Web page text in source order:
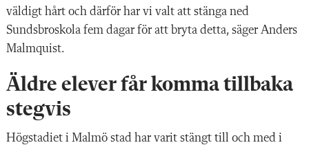
väldigt hårt och därför har vi valt att stänga ned
Sundsbroskola fem dagar för att bryta detta, säger Anders
Malmquist.
Äldre elever får komma tillbaka
stegvis
Högstadiet i Malmö stad har varit stängt till och med i